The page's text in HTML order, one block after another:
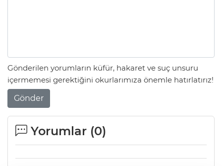
Gönderilen yorumların küfür, hakaret ve suç unsuru
içermemesi gerektiğini okurlarımıza önemle hatırlatırız!
Gönder
Yorumlar (0)